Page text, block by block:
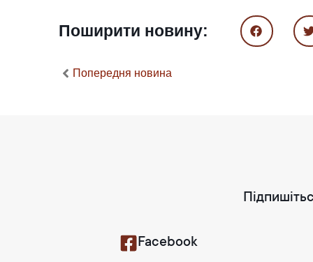
Поширити новину:
Попередня новина
Facebook